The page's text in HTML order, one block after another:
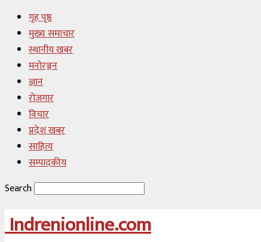
गृह पृष्ठ
मुख्य समाचार
स्थानीय खबर
मनोरञ्जन
ज्ञान
रोजगार
विचार
प्रदेश खबर
साहित्य
सम्पादकीय
Search
Indrenionline.com